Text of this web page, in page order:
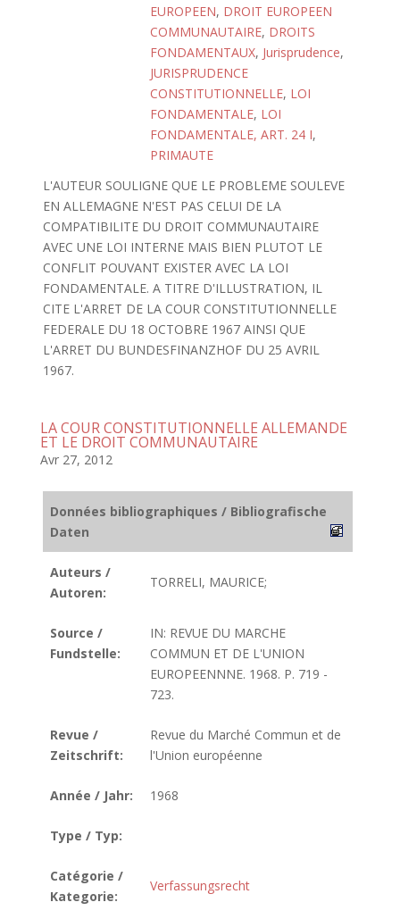
EUROPEEN, DROIT EUROPEEN
COMMUNAUTAIRE, DROITS
FONDAMENTAUX, Jurisprudence,
JURISPRUDENCE
CONSTITUTIONNELLE, LOI
FONDAMENTALE, LOI
FONDAMENTALE, ART. 24 I,
PRIMAUTE
L'AUTEUR SOULIGNE QUE LE PROBLEME SOULEVE
EN ALLEMAGNE N'EST PAS CELUI DE LA
COMPATIBILITE DU DROIT COMMUNAUTAIRE
AVEC UNE LOI INTERNE MAIS BIEN PLUTOT LE
CONFLIT POUVANT EXISTER AVEC LA LOI
FONDAMENTALE. A TITRE D'ILLUSTRATION, IL
CITE L'ARRET DE LA COUR CONSTITUTIONNELLE
FEDERALE DU 18 OCTOBRE 1967 AINSI QUE
L'ARRET DU BUNDESFINANZHOF DU 25 AVRIL
1967.
LA COUR CONSTITUTIONNELLE ALLEMANDE
ET LE DROIT COMMUNAUTAIRE
Avr 27, 2012
Données bibliographiques / Bibliografische
Daten
Auteurs /
Autoren:
TORRELI, MAURICE;
Source /
Fundstelle:
IN: REVUE DU MARCHE
COMMUN ET DE L'UNION
EUROPEENNNE. 1968. P. 719 -
723.
Revue /
Zeitschrift:
Revue du Marché Commun et de
l'Union européenne
Année / Jahr: 1968
Type / Typ:
Catégorie /
Kategorie:
Verfassungsrecht